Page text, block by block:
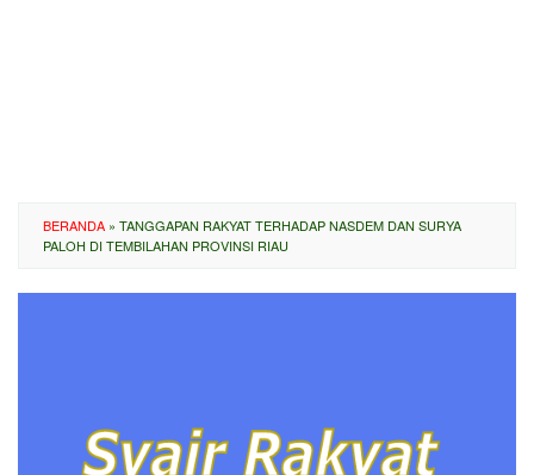
BERANDA » TANGGAPAN RAKYAT TERHADAP NASDEM DAN SURYA
PALOH DI TEMBILAHAN PROVINSI RIAU